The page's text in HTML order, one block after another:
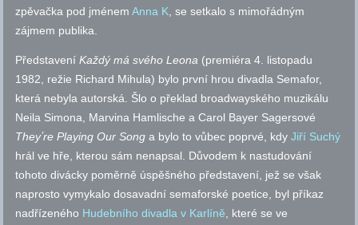
zpěvačka pod jménemAnna K, se setkalo s mimořádným
zájmem publika.
PředstaveníKaždý má svého Leona (premiéra 4. listopadu
1982, režie Richard Mihula) bylo první hrou divadla Semafor,
která nebyla autorská. Šlo o překlad broadwayského muzikálu
Neila Simona, Marvina Hamlische a Carol Bayer Sagersové
Theyʼre Playing Our Songa bylo to vůbec poprvé, kdyJiří Suchý
hrál ve hře, kterou sám nenapsal. Důvodem k nastudování
tohoto divácky poměrně úspěšného představení, jež se však
naprosto vymykalo dosavadní semaforské poetice, byl příkaz
nadřízeného Hudebního divadla v Karlíně, které se ve